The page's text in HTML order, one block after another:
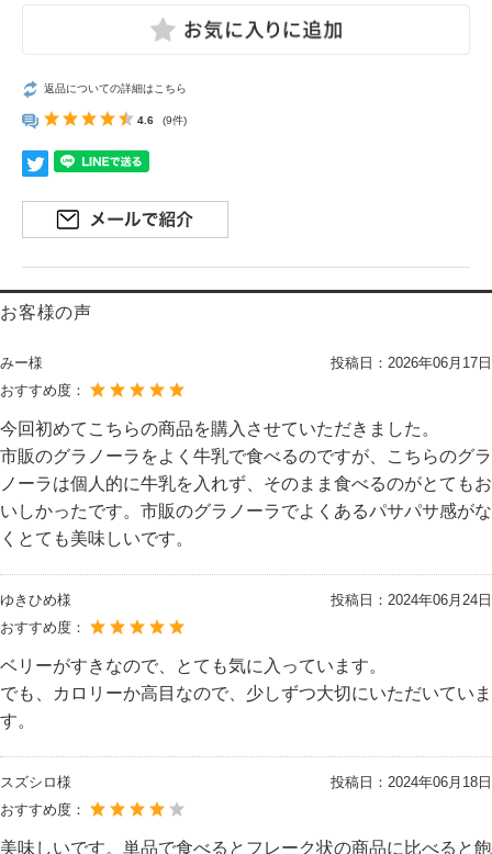
返品についての詳細はこちら
4.6 (9件)
お客様の声
みー様 投稿日： 2026年06月17日
おすすめ度：
今回初めてこちらの商品を購入させていただきました。
市販のグラノーラをよく牛乳で食べるのですが、こちらのグラ
ノーラは個人的に牛乳を入れず、そのまま食べるのがとてもお
いしかったです。市販のグラノーラでよくあるパサパサ感がな
くとても美味しいです。
ゆきひめ様 投稿日： 2024年06月24日
おすすめ度：
ベリーがすきなので、とても気に入っています。
でも、カロリーか高目なので、少しずつ大切にいただいていま
す。
スズシロ様 投稿日： 2024年06月18日
おすすめ度：
美味しいです。単品で食べるとフレーク状の商品に比べると飽